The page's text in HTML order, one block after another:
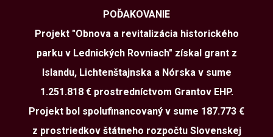
POĎAKOVANIE
Projekt "Obnova a revitalizácia historického
parku v Lednických Rovniach" získal grant z
Islandu, Lichtenštajnska a Nórska v sume
1.251.818 € prostredníctvom Grantov EHP.
Projekt bol spolufinancovaný v sume 187.773 €
z prostriedkov štátneho rozpočtu Slovenskej